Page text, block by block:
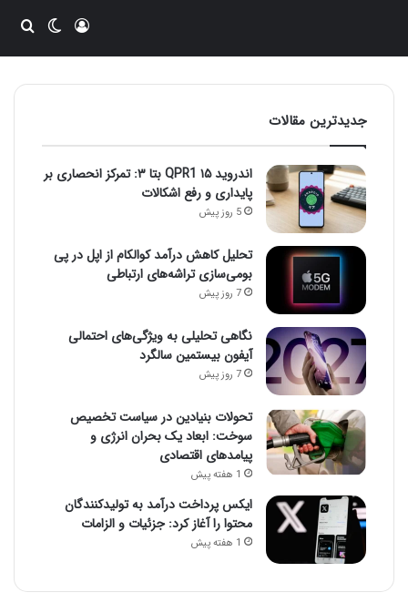
ورودتغییر
جدیدترین مقالات
اندروید ۱۵ QPR1 بتا ۳: تمرکز انحصاری بر
پایداری و رفع اشکالات
5 روز پیش
تحلیل کاهش درآمد کوالکام از اپل در پی
بومی‌سازی تراشه‌های ارتباطی
7 روز پیش
نگاهی تحلیلی به ویژگی‌های احتمالی
آیفون بیستمین سالگرد
7 روز پیش
تحولات بنیادین در سیاست تخصیص
سوخت: ابعاد یک بحران انرژی و
پیامدهای اقتصادی
1 هفته پیش
ایکس پرداخت درآمد به تولیدکنندگان
محتوا را آغاز کرد: جزئیات و الزامات
1 هفته پیش